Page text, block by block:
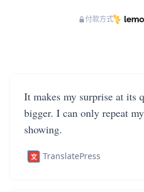
付款方式
It makes my surprise at its
bigger. I can only repeat
showing.
TranslatePress